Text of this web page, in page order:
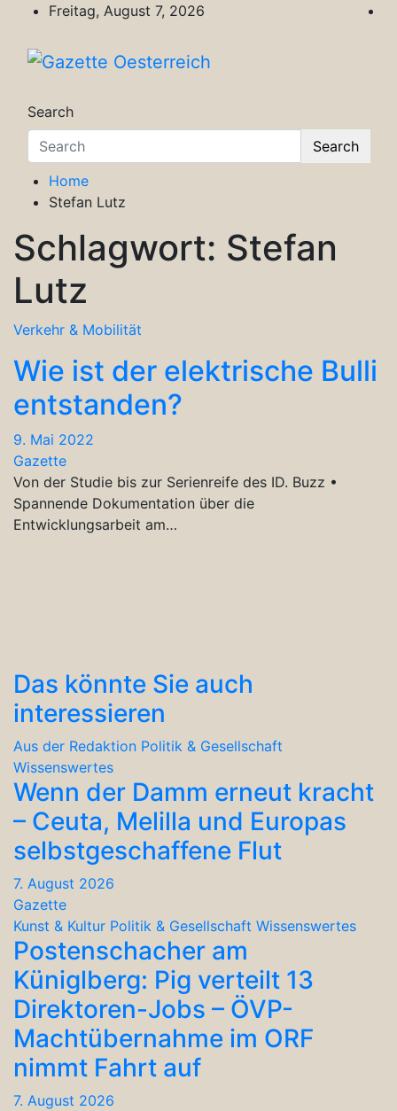
content
Freitag, August 7, 2026
Search
Search
Home
Stefan Lutz
Schlagwort: Stefan
Lutz
Verkehr & Mobilität
Wie ist der elektrische Bulli
entstanden?
9. Mai 2022
Gazette
Von der Studie bis zur Serienreife des ID. Buzz •
Spannende Dokumentation über die
Entwicklungsarbeit am…
Das könnte Sie auch
interessieren
Aus der Redaktion Politik & Gesellschaft
Wissenswertes
Wenn der Damm erneut kracht
– Ceuta, Melilla und Europas
selbstgeschaffene Flut
7. August 2026
Gazette
Kunst & Kultur Politik & Gesellschaft Wissenswertes
Postenschacher am
Küniglberg: Pig verteilt 13
Direktoren-Jobs – ÖVP-
Machtübernahme im ORF
nimmt Fahrt auf
7. August 2026